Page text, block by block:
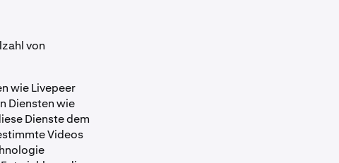
von
wie Livepeer
Diensten wie
Dienste dem
Videos